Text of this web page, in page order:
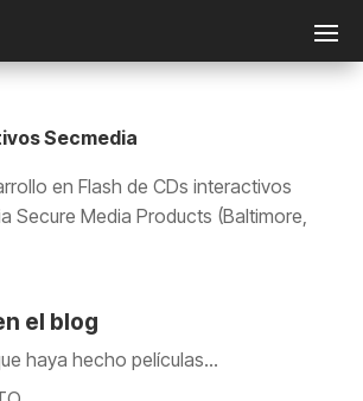
Secmedia
en Flash de CDs interactivos
Secure Media Products (Baltimore,
el blog
haya hecho películas…